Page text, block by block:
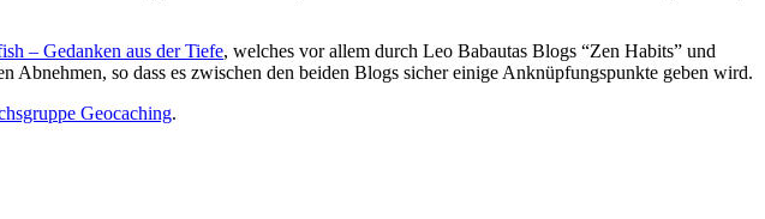
– Gedanken aus der Tiefe, welches vor allem durch Leo Babautas Blogs “Zen Habits” und
Abnehmen, so dass es zwischen den beiden Blogs sicher einige Anknüpfungspunkte geben wird.
Geocaching.